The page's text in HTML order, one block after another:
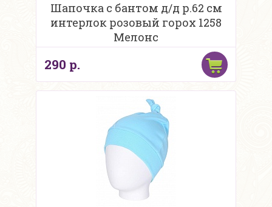
Шапочка с бантом д/д р.62 см
интерлок розовый горох 1258
Мелонс
290 р.